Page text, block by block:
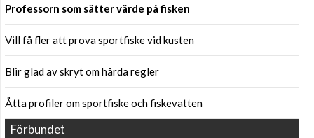
Professorn som sätter värde på fisken
Vill få fler att prova sportfiske vid kusten
Blir glad av skryt om hårda regler
Åtta profiler om sportfiske och fiskevatten
Förbundet